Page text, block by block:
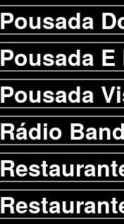
Pousada
Pousada
Pousada
Rádio